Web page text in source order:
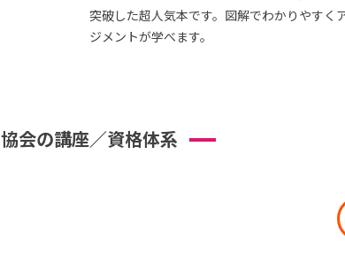
突破した超人気本です。図解でわかりやすく
ジメントが学べます。
協会の講座／資格体系